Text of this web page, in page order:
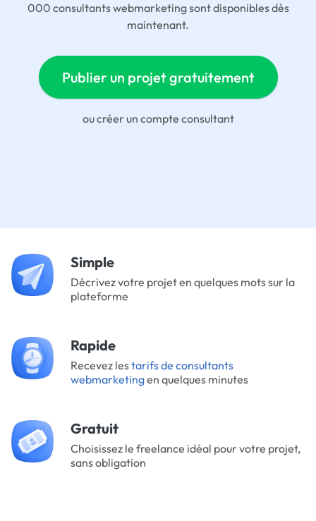
000 consultants webmarketing sont disponibles dès
maintenant.
Publier un projet gratuitement
oucréer un compte consultant
Simple
Décrivez votre projet en quelques mots sur la
plateforme
Rapide
Recevez lestarifs de consultants
webmarketingen quelques minutes
Gratuit
Choisissez le freelance idéal pour votre projet,
sans obligation